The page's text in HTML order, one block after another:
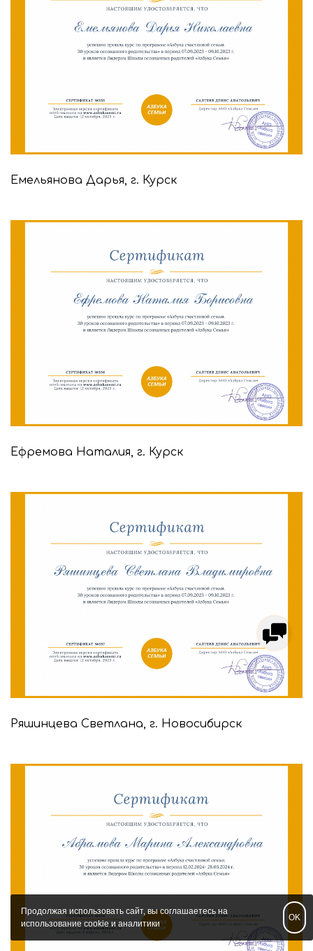
Емельянова Дарья, г. Курск
Ефремова Наталия, г. Курск
Ряшинцева Светлана, г. Новосибирск
Продолжая использовать сайт, вы соглашаетесь на
использование cookie и аналитики
OK